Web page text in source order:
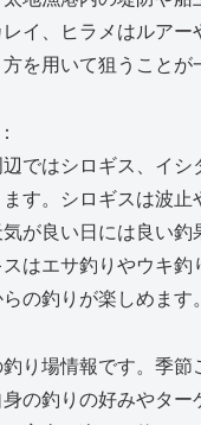
イ、ヒラメはルアー
を用いて狙うことが
ではシロギス、イシ
す。シロギスは波止
が良い日には良い釣
はエサ釣りやウキ釣
の釣りが楽しめます。
り場情報です。季
の釣りの好みやター